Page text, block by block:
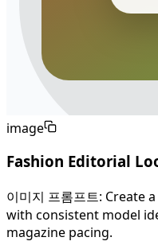
image
Fashion Editorial
이미지 프롬프트:
with consistent model
magazine pacing.